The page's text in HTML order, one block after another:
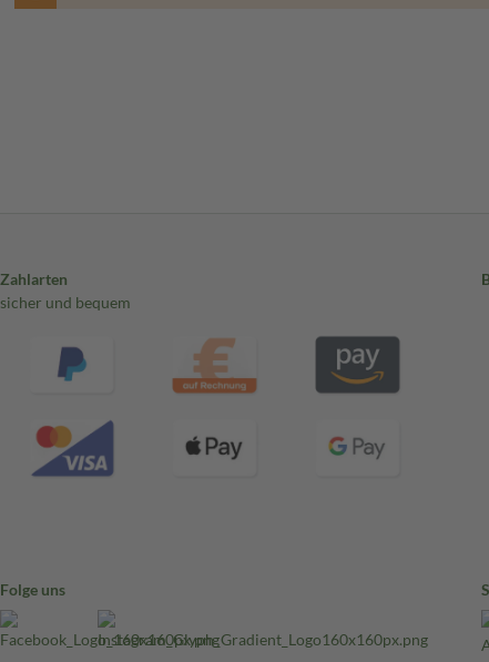
Zahlarten
sicher und bequem
Folge uns